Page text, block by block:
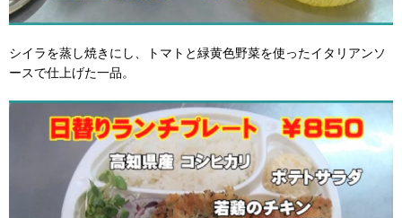
シイラを蒸し焼きにし、トマトと緑黄色野菜を使ったイタリアンソ
ースで仕上げた一品。